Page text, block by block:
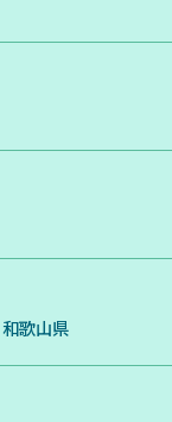
和歌山県